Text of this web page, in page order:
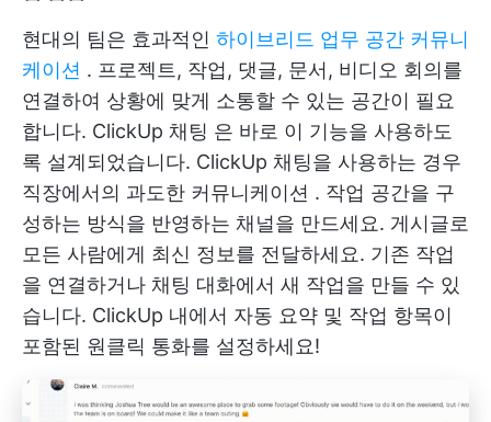
현대의 팀은 효과적인 하이브리드 업무 공간 커뮤니
케이션 . 프로젝트, 작업, 댓글, 문서, 비디오 회의를
연결하여 상황에 맞게 소통할 수 있는 공간이 필요
합니다. ClickUp 채팅 은 바로 이 기능을 사용하도
록 설계되었습니다. ClickUp 채팅을 사용하는 경우
직장에서의 과도한 커뮤니케이션 . 작업 공간을 구
성하는 방식을 반영하는 채널을 만드세요. 게시글로
모든 사람에게 최신 정보를 전달하세요. 기존 작업
을 연결하거나 채팅 대화에서 새 작업을 만들 수 있
습니다. ClickUp 내에서 자동 요약 및 작업 항목이
포함된 원클릭 통화를 설정하세요!